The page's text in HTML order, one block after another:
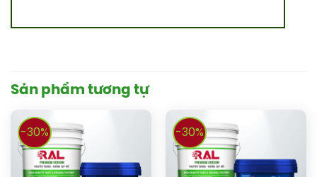
Sản phẩm tương tự
-30% -30%